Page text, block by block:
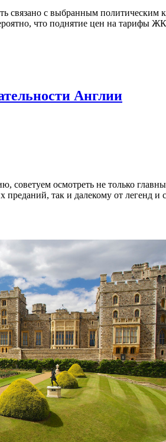
с выбранным политическим
что поднятие цен на тарифы
Англии
осмотреть не только
так и далекому от легенд и